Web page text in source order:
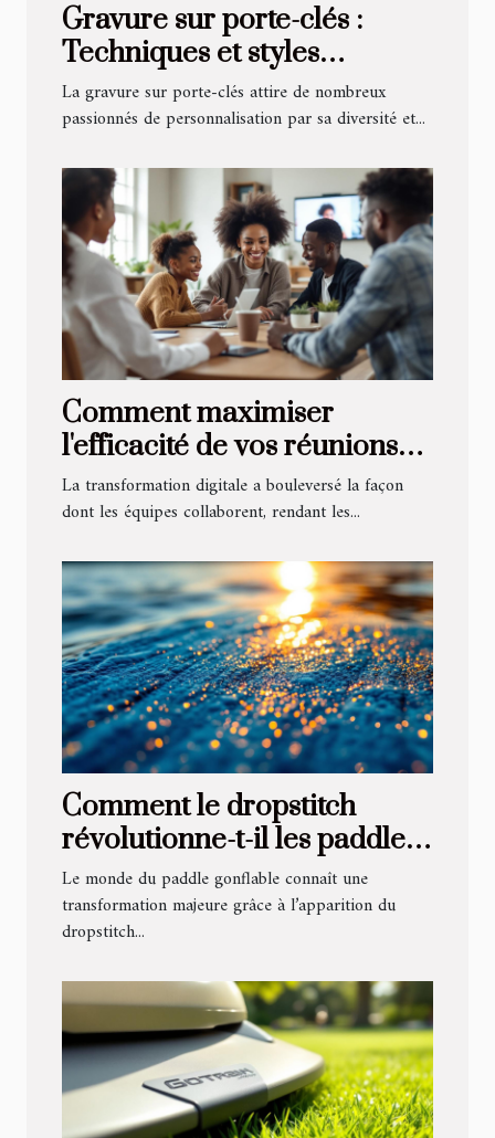
Gravure sur porte-clés :
Techniques et styles
populaires
La gravure sur porte-clés attire de nombreux
passionnés de personnalisation par sa diversité et...
Comment maximiser
l'efficacité de vos réunions
virtuelles ?
La transformation digitale a bouleversé la façon
dont les équipes collaborent, rendant les...
Comment le dropstitch
révolutionne-t-il les paddles
gonflables ?
Le monde du paddle gonflable connaît une
transformation majeure grâce à l’apparition du
dropstitch...